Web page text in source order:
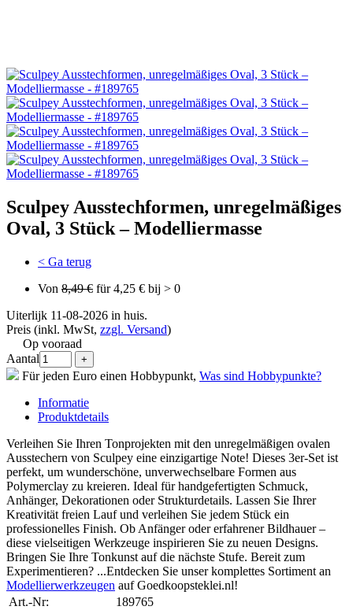
Sculpey Ausstechformen, unregelmäßiges
Oval, 3 Stück – Modelliermasse
< Ga terug
Von 8,49 € für 4,25 € bij > 0
Uiterlijk 11-08-2026 in huis.
Preis (inkl. MwSt, zzgl. Versand)
Op vooraad
Aantal
Für jeden Euro einen Hobbypunkt, Was sind Hobbypunkte?
Informatie
Produktdetails
Verleihen Sie Ihren Tonprojekten mit den unregelmäßigen ovalen
Ausstechern von Sculpey eine einzigartige Note! Dieses 3er-Set ist
perfekt, um wunderschöne, unverwechselbare Formen aus
Polymerclay zu kreieren. Ideal für handgefertigten Schmuck,
Anhänger, Dekorationen oder Strukturdetails. Lassen Sie Ihrer
Kreativität freien Lauf und verleihen Sie jedem Stück ein
professionelles Finish. Ob Anfänger oder erfahrener Bildhauer –
diese vielseitigen Werkzeuge inspirieren Sie zu neuen Designs.
Bringen Sie Ihre Tonkunst auf die nächste Stufe. Bereit zum
Experimentieren? ...Entdecken Sie unser komplettes Sortiment an
Modellierwerkzeugen auf Goedkoopsteklei.nl!
Art.-Nr:
189765